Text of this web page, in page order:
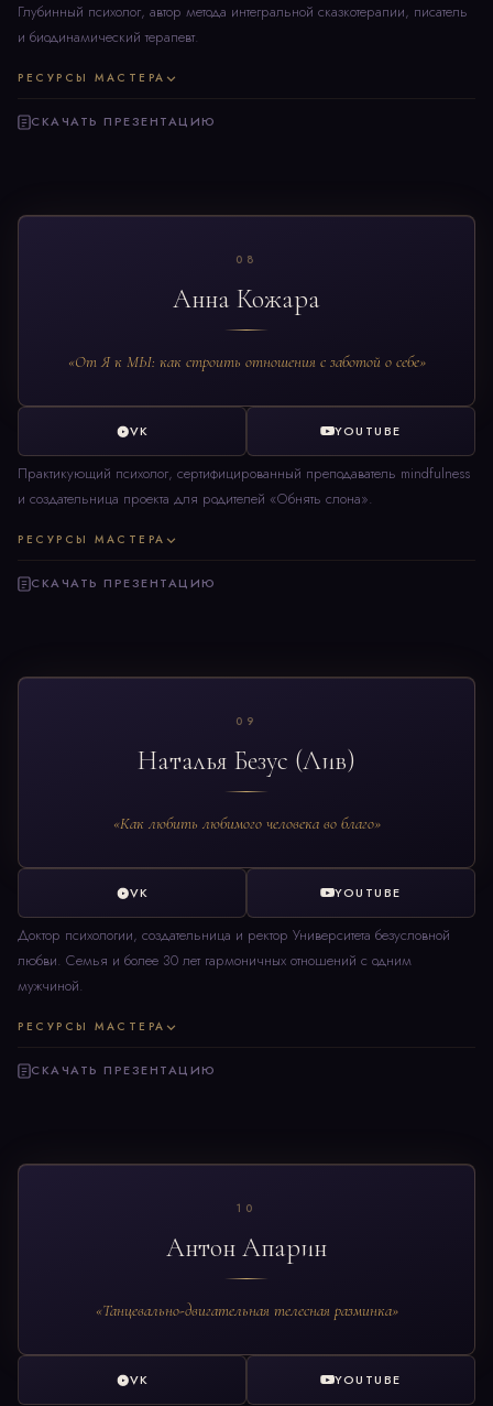
Глубинный психолог, автор метода интегральной сказкотерапии, писатель
и биодинамический терапевт.
РЕСУРСЫ МАСТЕРА
СКАЧАТЬ ПРЕЗЕНТАЦИЮ
08
Анна Кожара
«От Я к МЫ: как строить отношения с заботой о себе»
VK YOUTUBE
Практикующий психолог, сертифицированный преподаватель mindfulness
и создательница проекта для родителей «Обнять слона».
РЕСУРСЫ МАСТЕРА
СКАЧАТЬ ПРЕЗЕНТАЦИЮ
09
Наталья Безус (Лив)
«Как любить любимого человека во благо»
VK YOUTUBE
Доктор психологии, создательница и ректор Университета безусловной
любви. Семья и более 30 лет гармоничных отношений с одним
мужчиной.
РЕСУРСЫ МАСТЕРА
СКАЧАТЬ ПРЕЗЕНТАЦИЮ
10
Антон Апарин
«Танцевально-двигательная телесная разминка»
VK YOUTUBE